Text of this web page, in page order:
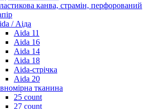
канва, страмін, перфорований
/ Аіда
Aida 11
Aida 16
Aida 14
Aida 18
Aida-стрічка
Aida 20
тканина
25 count
27 count